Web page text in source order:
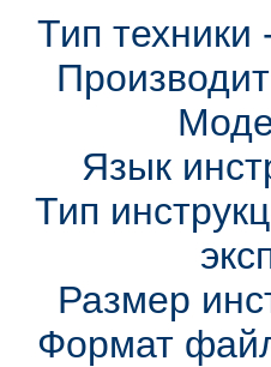
Тип
Язык
Тип
Размер
Формат